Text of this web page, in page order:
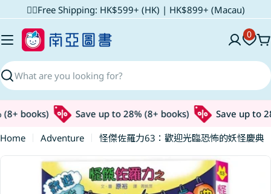
to
content
✌🏼Free Shipping: HK$599+ (HK) | HK$899+ (Macau)
Search
0
books) Save up to 28% (8+ books)
Save up to
Home
Adventure
怪傑佐羅力63：歡迎光臨恐怖的妖怪慶典
Skip